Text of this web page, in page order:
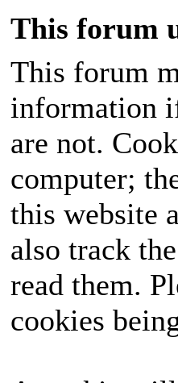
This forum
This forum
information
are not.
computer;
this website
also track
read them.
cookies